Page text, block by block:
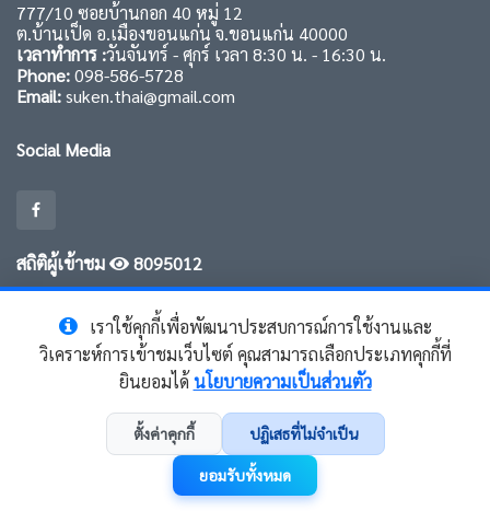
777/10 ซอยบ้านกอก 40 หมู่ 12
ต.บ้านเป็ด อ.เมืองขอนแก่น จ.ขอนแก่น 40000
เวลาทำการ :วันจันทร์ - ศุกร์ เวลา 8:30 น. - 16:30 น.
Phone:098-586-5728
Email:suken.thai@gmail.com
Social Media
สถิติผู้เข้าชม 8095012
© CopyrightSUKEN Thailand. All Rights Reserved
ข้อตกลงและเงื่อนไข (Terms)|ความเป็นส่วนตัว (Privacy Policy)
คุกกี้ (Cookie Policy)
เราใช้คุกกี้เพื่อพัฒนาประสบการณ์การใช้งานและ
วิเคราะห์การเข้าชมเว็บไซต์ คุณสามารถเลือกประเภทคุกกี้ที่
ยินยอมได้ นโยบายความเป็นส่วนตัว
ตั้งค่าคุกกี้ ปฏิเสธที่ไม่จำเป็น
ยอมรับทั้งหมด